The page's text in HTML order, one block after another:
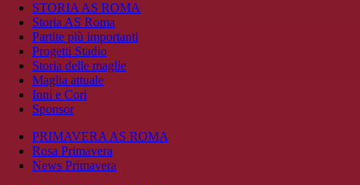
STORIA AS ROMA
Storia AS Roma
Partite più importanti
Progetti Stadio
Storia delle maglie
Maglia attuale
Inni e Cori
Sponsor
PRIMAVERA AS ROMA
Rosa Primavera
News Primavera